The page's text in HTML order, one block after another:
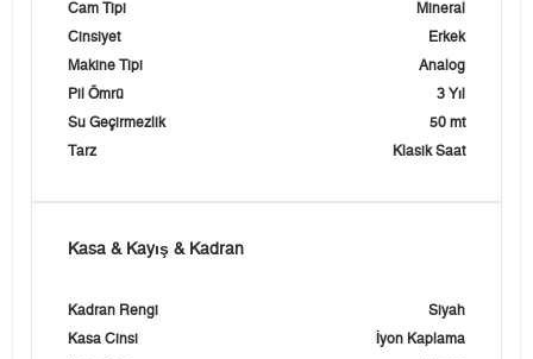
Cam Tipi
Mineral
Cinsiyet
Erkek
Makine Tipi
Analog
Pil Ömrü
3 Yıl
Su Geçirmezlik
50 mt
Tarz
Klasik Saat
Kasa & Kayış & Kadran
Kadran Rengi
Siyah
Kasa Cinsi
İyon Kaplama